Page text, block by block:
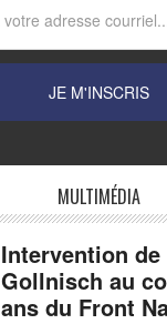
MULTIMÉDIA
Intervention
Gollnisch au
ans du Front